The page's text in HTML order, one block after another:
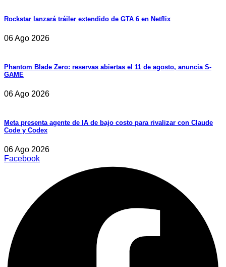
Rockstar lanzará tráiler extendido de GTA 6 en Netflix
06 Ago 2026
Phantom Blade Zero: reservas abiertas el 11 de agosto, anuncia S-
GAME
06 Ago 2026
Meta presenta agente de IA de bajo costo para rivalizar con Claude
Code y Codex
06 Ago 2026
Facebook